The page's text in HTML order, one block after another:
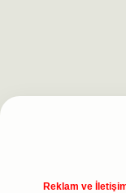
casinohttps://
Reklam ve